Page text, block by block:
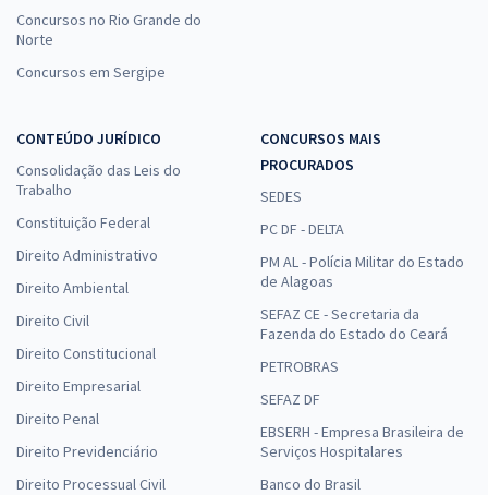
Concursos no Rio Grande do
Norte
Concursos em Sergipe
CONTEÚDO JURÍDICO
Consolidação das Leis do
Trabalho
Constituição Federal
Direito Administrativo
Direito Ambiental
Direito Civil
Direito Constitucional
Direito Empresarial
Direito Penal
Direito Previdenciário
Direito Processual Civil
CONCURSOS MAIS
PROCURADOS
SEDES
PC DF - DELTA
PM AL - Polícia Militar do Estado
de Alagoas
SEFAZ CE - Secretaria da
Fazenda do Estado do Ceará
PETROBRAS
SEFAZ DF
EBSERH - Empresa Brasileira de
Serviços Hospitalares
Banco do Brasil